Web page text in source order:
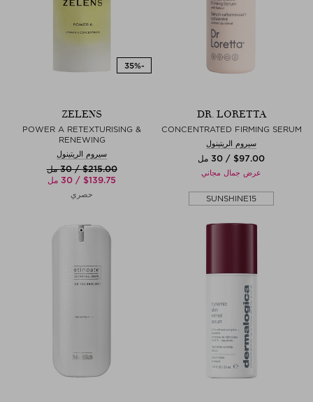
DR. LORETTA
CONCENTRATED FIRMING SERUM
سيروم الريتينول
$‌97.00 / 30 مل
عرض جمال مجاني
SUNSHINE15
ZELENS
POWER A RETEXTURISING &
RENEWING
سيروم الريتينول
$‌215.00 / 30 مل
$‌139.75 / 30 مل
حصري